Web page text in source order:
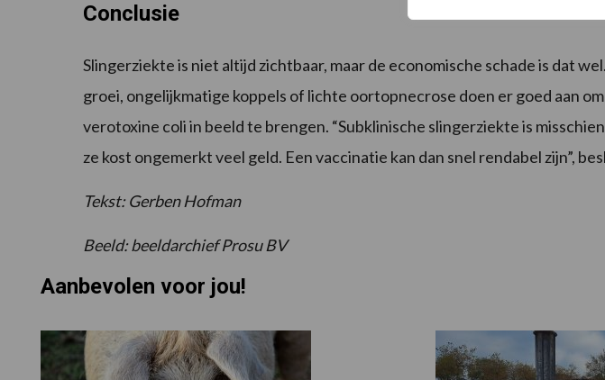
Conclusie
Slingerziekte is niet altijd zichtbaar, maar de economische schade is dat
groei, ongelijkmatige koppels of lichte oortopnecrose doen er goed aan
verotoxine coli in beeld te brengen. “Subklinische slingerziekte is
ze kost ongemerkt veel geld. Een vaccinatie kan dan snel rendabel zijn”,
Tekst: Gerben Hofman
Beeld: beeldarchief Prosu BV
Aanbevolen voor jou!